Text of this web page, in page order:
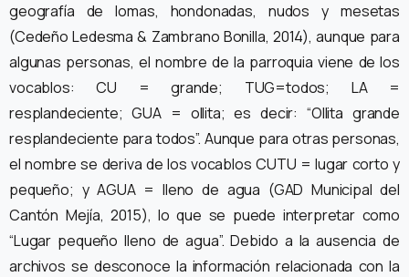
geografía de lomas, hondonadas, nudos y mesetas
(Cedeño Ledesma & Zambrano Bonilla, 2014), aunque para
algunas personas, el nombre de la parroquia viene de los
vocablos: CU = grande; TUG=todos; LA =
resplandeciente; GUA = ollita; es decir: “Ollita grande
resplandeciente para todos”. Aunque para otras personas,
el nombre se deriva de los vocablos CUTU = lugar corto y
pequeño; y AGUA = lleno de agua (GAD Municipal del
Cantón Mejía, 2015), lo que se puede interpretar como
“Lugar pequeño lleno de agua”. Debido a la ausencia de
archivos se desconoce la información relacionada con la